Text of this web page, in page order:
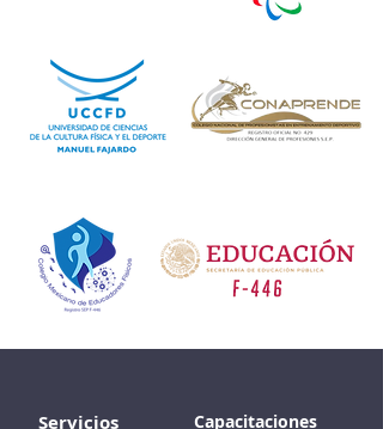
Servicios
Capacitaciones